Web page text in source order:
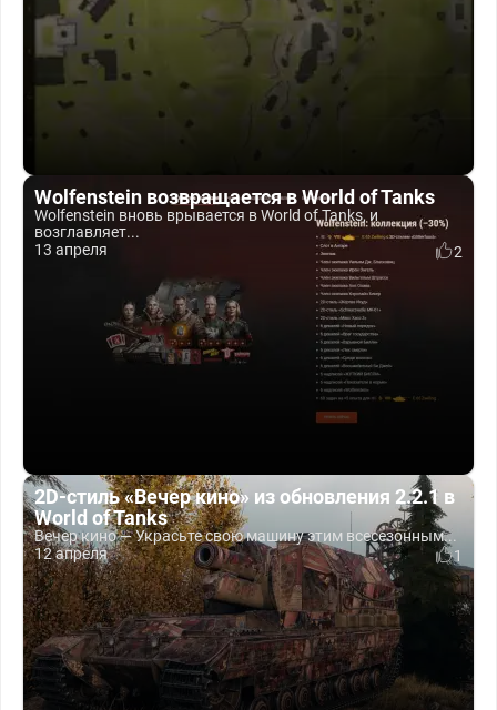
Wolfenstein возвращается в World of Tanks
Wolfenstein вновь врывается в World of Tanks, и
возглавляет...
13 апреля
2
2D-стиль «Вечер кино» из обновления 2.2.1 в
World of Tanks
Вечер кино — Украсьте свою машину этим всесезонным...
12 апреля
1